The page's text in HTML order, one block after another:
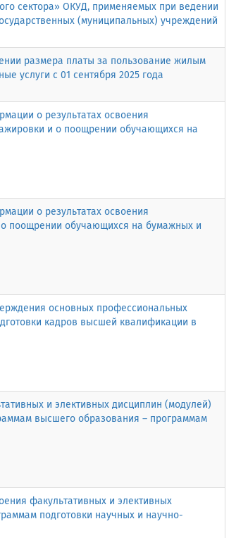
сектора» ОКУД, применяемых при ведении
(муниципальных) учреждений
размера платы за пользование жилым
услуги с 01 сентября 2025 года
о результатах освоения
и о поощрении обучающихся на
о результатах освоения
поощрении обучающихся на бумажных и
основных профессиональных
кадров высшей квалификации в
и элективных дисциплин (модулей)
высшего образования – программам
факультативных и элективных
подготовки научных и научно-